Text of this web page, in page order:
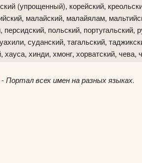
(упрощенный), корейский,
малайский, малайялам,
польский, португальский,
суданский, тагальский,
хинди, хмонг, хорватский,
Портал всех имен на разных языках.